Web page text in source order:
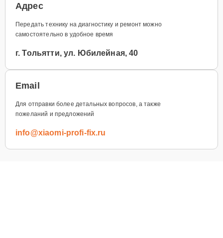
Адрес
Передать технику на диагностику и ремонт можно
самостоятельно в удобное время
г. Тольятти, ул. Юбилейная, 40
Email
Для отправки более детальных вопросов, а также
пожеланий и предложений
info@xiaomi-profi-fix.ru